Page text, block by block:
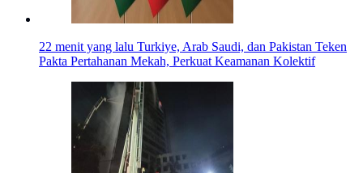
22 menit yang lalu Turkiye, Arab Saudi, dan Pakistan Teken
Pakta Pertahanan Mekah, Perkuat Keamanan Kolektif